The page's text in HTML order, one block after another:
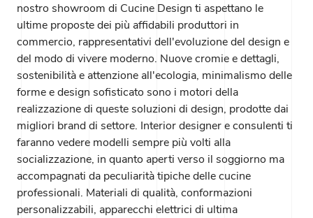
nostro showroom di Cucine Design ti aspettano le
ultime proposte dei più affidabili produttori in
commercio, rappresentativi dell'evoluzione del design e
del modo di vivere moderno. Nuove cromie e dettagli,
sostenibilità e attenzione all'ecologia, minimalismo delle
forme e design sofisticato sono i motori della
realizzazione di queste soluzioni di design, prodotte dai
migliori brand di settore. Interior designer e consulenti ti
faranno vedere modelli sempre più volti alla
socializzazione, in quanto aperti verso il soggiorno ma
accompagnati da peculiarità tipiche delle cucine
professionali. Materiali di qualità, conformazioni
personalizzabili, apparecchi elettrici di ultima